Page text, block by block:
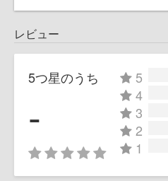
レビュー
5つ星のうち
-
5
4
3
2
1